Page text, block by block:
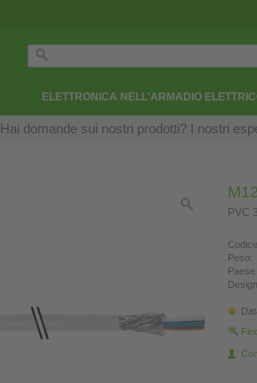
ELETTRONICA NELL'ARMADIO
Hai domande sui nostri prodotti? I nostri
PVC
Peso: